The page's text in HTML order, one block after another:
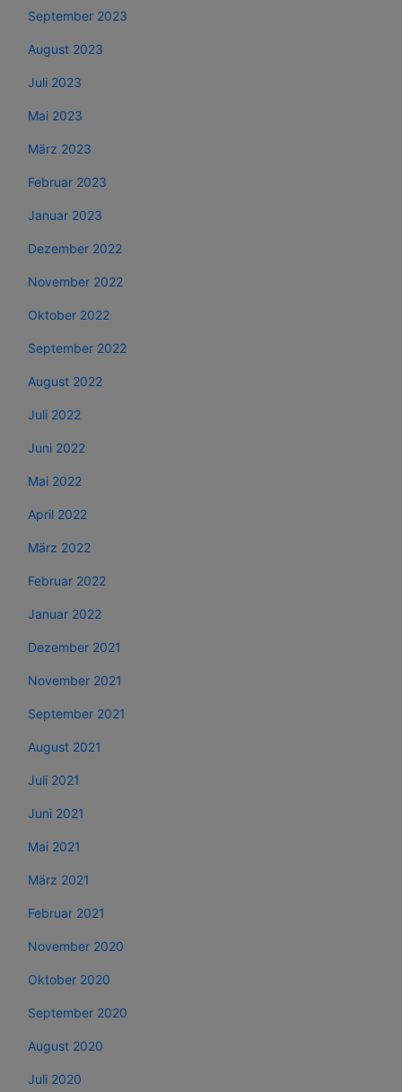
September 2023
August 2023
Juli 2023
Mai 2023
März 2023
Februar 2023
Januar 2023
Dezember 2022
November 2022
Oktober 2022
September 2022
August 2022
Juli 2022
Juni 2022
Mai 2022
April 2022
März 2022
Februar 2022
Januar 2022
Dezember 2021
November 2021
September 2021
August 2021
Juli 2021
Juni 2021
Mai 2021
März 2021
Februar 2021
November 2020
Oktober 2020
September 2020
August 2020
Juli 2020